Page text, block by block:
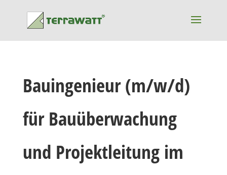
Bauingenieur (m/w/d)
für Bauüberwachung
und Projektleitung im